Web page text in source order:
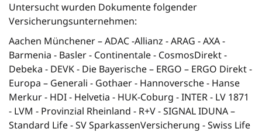
Untersucht wurden Dokumente folgender
Versicherungsunternehmen:
Aachen Münchener – ADAC -Allianz - ARAG - AXA -
Barmenia - Basler - Continentale - CosmosDirekt -
Debeka - DEVK - Die Bayerische – ERGO – ERGO Direkt -
Europa – Generali - Gothaer - Hannoversche - Hanse
Merkur - HDI - Helvetia - HUK-Coburg - INTER - LV 1871
- LVM - Provinzial Rheinland - R+V - SIGNAL IDUNA –
Standard Life - SV SparkassenVersicherung - Swiss Life